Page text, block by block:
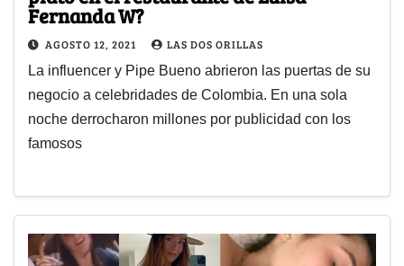
Fernanda W?
AGOSTO 12, 2021 LAS DOS ORILLAS
La influencer y Pipe Bueno abrieron las puertas de su
negocio a celebridades de Colombia. En una sola
noche derrocharon millones por publicidad con los
famosos